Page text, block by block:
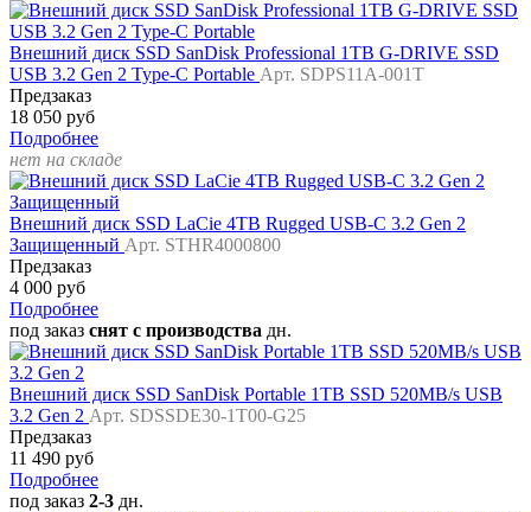
Внешний диск SSD SanDisk Professional 1TB G-DRIVE SSD
USB 3.2 Gen 2 Type-C Portable Арт. SDPS11A-001T
Предзаказ
18 050 руб
Подробнее
нет на складе
Внешний диск SSD LaCie 4TB Rugged USB-C 3.2 Gen 2
Защищенный Арт. STHR4000800
Предзаказ
4 000 руб
Подробнее
под заказ снят с производства дн.
Внешний диск SSD SanDisk Portable 1TB SSD 520MB/s USB
3.2 Gen 2 Арт. SDSSDE30-1T00-G25
Предзаказ
11 490 руб
Подробнее
под заказ 2-3 дн.